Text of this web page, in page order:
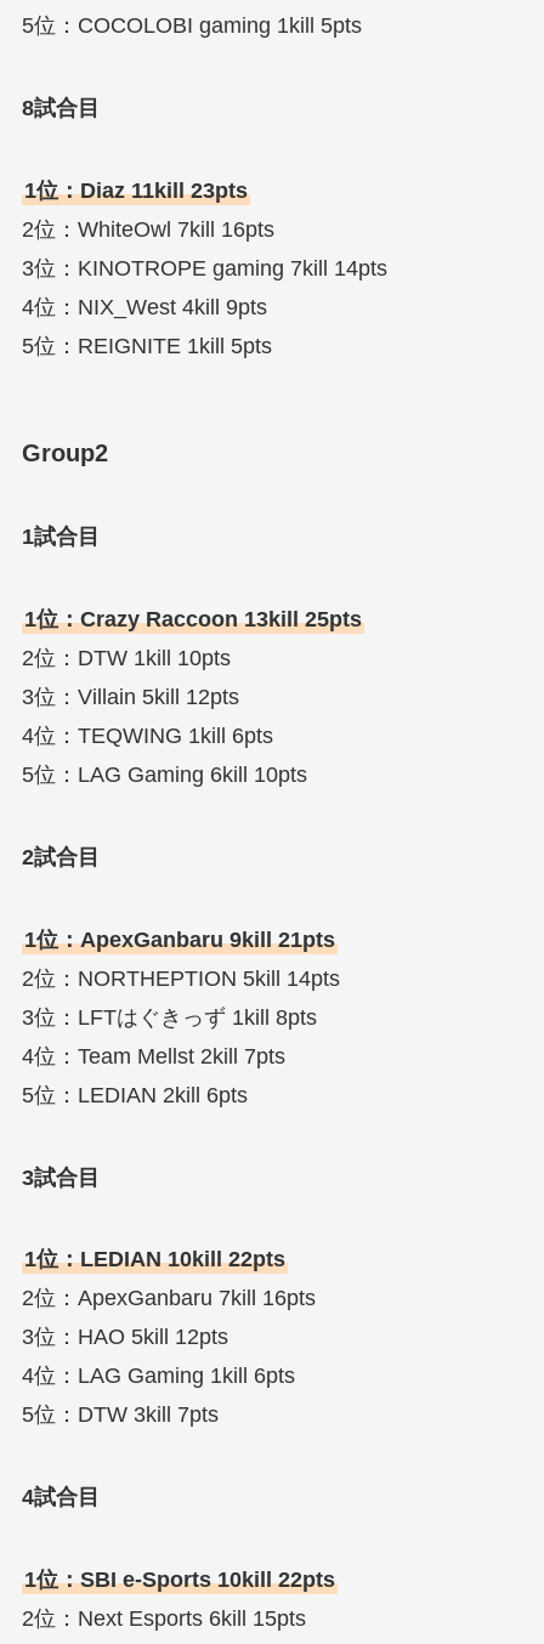
5位：COCOLOBI gaming 1kill 5pts
8試合目
1位：Diaz 11kill 23pts
2位：WhiteOwl 7kill 16pts
3位：KINOTROPE gaming 7kill 14pts
4位：NIX_West 4kill 9pts
5位：REIGNITE 1kill 5pts
Group2
1試合目
1位：Crazy Raccoon 13kill 25pts
2位：DTW 1kill 10pts
3位：Villain 5kill 12pts
4位：TEQWING 1kill 6pts
5位：LAG Gaming 6kill 10pts
2試合目
1位：ApexGanbaru 9kill 21pts
2位：NORTHEPTION 5kill 14pts
3位：LFTはぐきっず 1kill 8pts
4位：Team Mellst 2kill 7pts
5位：LEDIAN 2kill 6pts
3試合目
1位：LEDIAN 10kill 22pts
2位：ApexGanbaru 7kill 16pts
3位：HAO 5kill 12pts
4位：LAG Gaming 1kill 6pts
5位：DTW 3kill 7pts
4試合目
1位：SBI e-Sports 10kill 22pts
2位：Next Esports 6kill 15pts